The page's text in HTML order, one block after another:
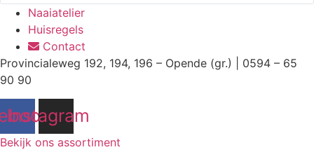
Naaiatelier
Huisregels
Contact
Provincialeweg 192, 194, 196 – Opende (gr.) | 0594 – 65
90 90
Instagram
Bekijk ons assortiment